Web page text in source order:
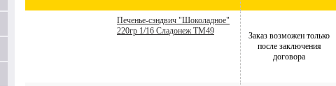
Печенье-сэндвич "Шоколадное"
220гр 1/16 Сладонеж ТМ49
Заказ возможен только
после заключения
договора